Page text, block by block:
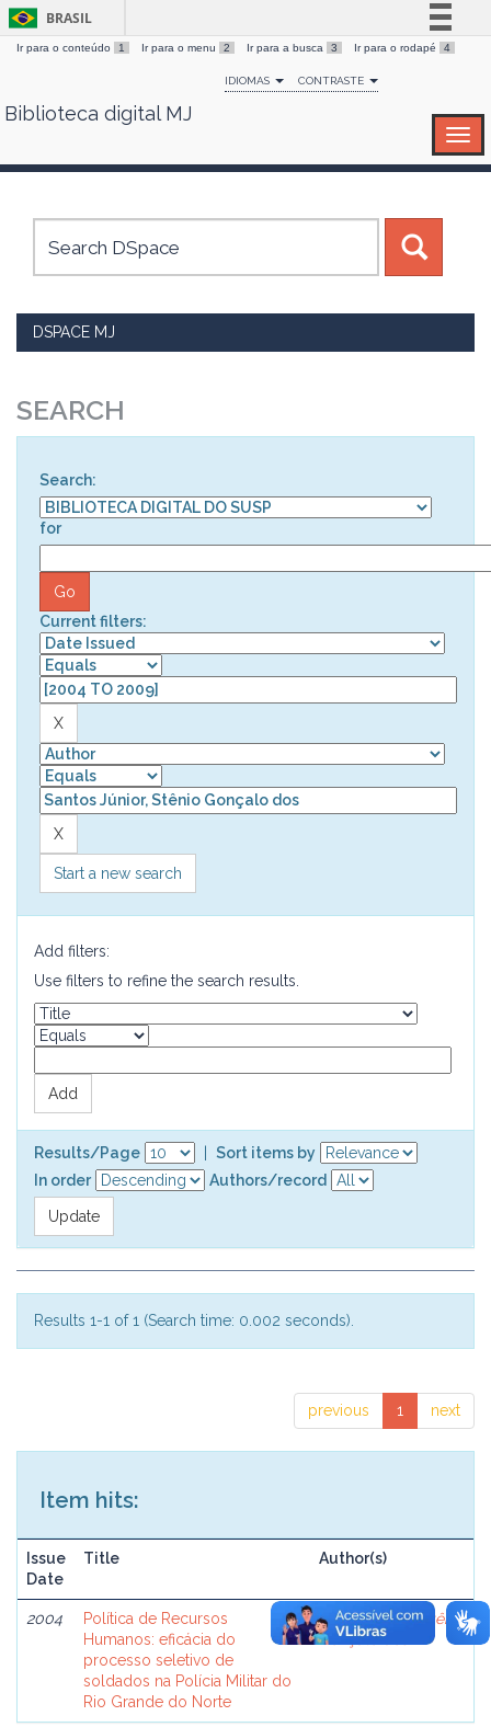
Skip
BRASIL
Simplifique!
Comunica BR
Canais
Ir para o conteúdo 1 Ir para o menu 2 Ir para a busca 3 Ir para o rodapé 4
IDIOMAS CONTRASTE
Biblioteca digital MJ
DSPACE MJ
SEARCH
Search:
for
Current filters:
Start a new search
Add filters:
Use filters to refine the search results.
Results/Page
Sort items by
In order
Authors/record
Results 1-1 of 1 (Search time: 0.002 seconds).
previous 1 next
Item hits:
Issue
Date
Title Author(s)
2004
Política de Recursos
Humanos: eficácia do
processo seletivo de
soldados na Polícia Militar do
Rio Grande do Norte
Santos Júnior, Stênio
Gonçalo dos